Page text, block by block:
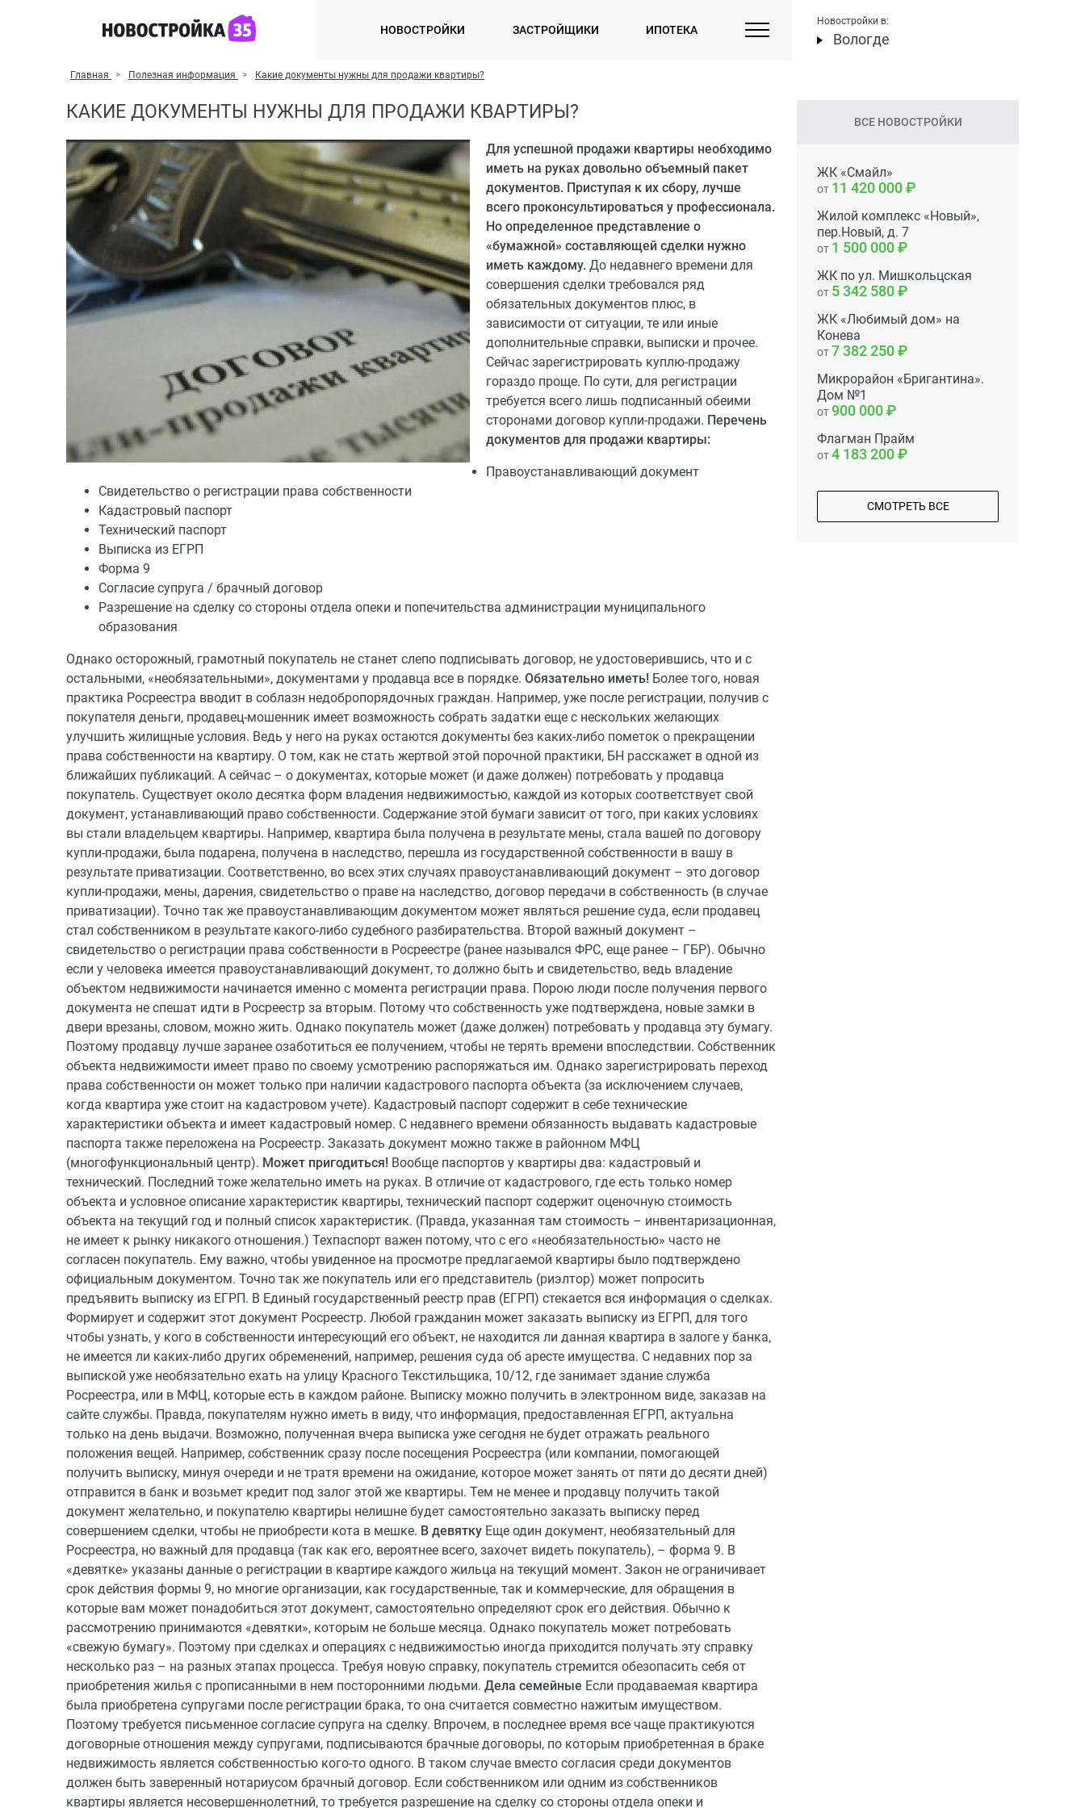
НОВОСТРОЙКИ ЗАСТРОЙЩИКИ ИПОТЕКА
Новостройки в:
Вологде
Главная Полезная информация Какие документы нужны для продажи квартиры?
КАКИЕ ДОКУМЕНТЫ НУЖНЫ ДЛЯ ПРОДАЖИ КВАРТИРЫ?
Для успешной продажи квартиры необходимо
иметь на руках довольно объемный пакет
документов. Приступая к их сбору, лучше
всего проконсультироваться у профессионала.
Но определенное представление о
«бумажной» составляющей сделки нужно
иметь каждому. До недавнего времени для
совершения сделки требовался ряд
обязательных документов плюс, в
зависимости от ситуации, те или иные
дополнительные справки, выписки и прочее.
Сейчас зарегистрировать куплю-продажу
гораздо проще. По сути, для регистрации
требуется всего лишь подписанный обеими
сторонами договор купли-продажи. Перечень
документов для продажи квартиры:
Правоустанавливающий документ
Свидетельство о регистрации права собственности
Кадастровый паспорт
Технический паспорт
Выписка из ЕГРП
Форма 9
Согласие супруга / брачный договор
Разрешение на сделку со стороны отдела опеки и попечительства администрации муниципального
образования
Однако осторожный, грамотный покупатель не станет слепо подписывать договор, не удостоверившись, что и с
остальными, «необязательными», документами у продавца все в порядке. Обязательно иметь! Более того, новая
практика Росреестра вводит в соблазн недобропорядочных граждан. Например, уже после регистрации, получив с
покупателя деньги, продавец-мошенник имеет возможность собрать задатки еще с нескольких желающих
улучшить жилищные условия. Ведь у него на руках остаются документы без каких-либо пометок о прекращении
права собственности на квартиру. О том, как не стать жертвой этой порочной практики, БН расскажет в одной из
ближайших публикаций. А сейчас – о документах, которые может (и даже должен) потребовать у продавца
покупатель. Существует около десятка форм владения недвижимостью, каждой из которых соответствует свой
документ, устанавливающий право собственности. Содержание этой бумаги зависит от того, при каких условиях
вы стали владельцем квартиры. Например, квартира была получена в результате мены, стала вашей по договору
купли-продажи, была подарена, получена в наследство, перешла из государственной собственности в вашу в
результате приватизации. Соответственно, во всех этих случаях правоустанавливающий документ – это договор
купли-продажи, мены, дарения, свидетельство о праве на наследство, договор передачи в собственность (в случае
приватизации). Точно так же правоустанавливающим документом может являться решение суда, если продавец
стал собственником в результате какого-либо судебного разбирательства. Второй важный документ –
свидетельство о регистрации права собственности в Росреестре (ранее назывался ФРС, еще ранее – ГБР). Обычно
если у человека имеется правоустанавливающий документ, то должно быть и свидетельство, ведь владение
объектом недвижимости начинается именно с момента регистрации права. Порою люди после получения первого
документа не спешат идти в Росреестр за вторым. Потому что собственность уже подтверждена, новые замки в
двери врезаны, словом, можно жить. Однако покупатель может (даже должен) потребовать у продавца эту бумагу.
Поэтому продавцу лучше заранее озаботиться ее получением, чтобы не терять времени впоследствии. Собственник
объекта недвижимости имеет право по своему усмотрению распоряжаться им. Однако зарегистрировать переход
права собственности он может только при наличии кадастрового паспорта объекта (за исключением случаев,
когда квартира уже стоит на кадастровом учете). Кадастровый паспорт содержит в себе технические
характеристики объекта и имеет кадастровый номер. С недавнего времени обязанность выдавать кадастровые
паспорта также переложена на Росреестр. Заказать документ можно также в районном МФЦ
(многофункциональный центр). Может пригодиться! Вообще паспортов у квартиры два: кадастровый и
технический. Последний тоже желательно иметь на руках. В отличие от кадастрового, где есть только номер
объекта и условное описание характеристик квартиры, технический паспорт содержит оценочную стоимость
объекта на текущий год и полный список характеристик. (Правда, указанная там стоимость – инвентаризационная,
не имеет к рынку никакого отношения.) Техпаспорт важен потому, что с его «необязательностью» часто не
согласен покупатель. Ему важно, чтобы увиденное на просмотре предлагаемой квартиры было подтверждено
официальным документом. Точно так же покупатель или его представитель (риэлтор) может попросить
предъявить выписку из ЕГРП. В Единый государственный реестр прав (ЕГРП) стекается вся информация о сделках.
Формирует и содержит этот документ Росреестр. Любой гражданин может заказать выписку из ЕГРП, для того
чтобы узнать, у кого в собственности интересующий его объект, не находится ли данная квартира в залоге у банка,
не имеется ли каких-либо других обременений, например, решения суда об аресте имущества. С недавних пор за
выпиской уже необязательно ехать на улицу Красного Текстильщика, 10/12, где занимает здание служба
Росреестра, или в МФЦ, которые есть в каждом районе. Выписку можно получить в электронном виде, заказав на
сайте службы. Правда, покупателям нужно иметь в виду, что информация, предоставленная ЕГРП, актуальна
только на день выдачи. Возможно, полученная вчера выписка уже сегодня не будет отражать реального
положения вещей. Например, собственник сразу после посещения Росреестра (или компании, помогающей
получить выписку, минуя очереди и не тратя времени на ожидание, которое может занять от пяти до десяти дней)
отправится в банк и возьмет кредит под залог этой же квартиры. Тем не менее и продавцу получить такой
документ желательно, и покупателю квартиры нелишне будет самостоятельно заказать выписку перед
совершением сделки, чтобы не приобрести кота в мешке. В девятку Еще один документ, необязательный для
Росреестра, но важный для продавца (так как его, вероятнее всего, захочет видеть покупатель), – форма 9. В
«девятке» указаны данные о регистрации в квартире каждого жильца на текущий момент. Закон не ограничивает
срок действия формы 9, но многие организации, как государственные, так и коммерческие, для обращения в
которые вам может понадобиться этот документ, самостоятельно определяют срок его действия. Обычно к
рассмотрению принимаются «девятки», которым не больше месяца. Однако покупатель может потребовать
«свежую бумагу». Поэтому при сделках и операциях с недвижимостью иногда приходится получать эту справку
несколько раз – на разных этапах процесса. Требуя новую справку, покупатель стремится обезопасить себя от
приобретения жилья с прописанными в нем посторонними людьми. Дела семейные Если продаваемая квартира
была приобретена супругами после регистрации брака, то она считается совместно нажитым имуществом.
Поэтому требуется письменное согласие супруга на сделку. Впрочем, в последнее время все чаще практикуются
договорные отношения между супругами, подписываются брачные договоры, по которым приобретенная в браке
недвижимость является собственностью кого-то одного. В таком случае вместо согласия среди документов
должен быть заверенный нотариусом брачный договор. Если собственником или одним из собственников
квартиры является несовершеннолетний, то требуется разрешение на сделку со стороны отдела опеки и
ВСЕ НОВОСТРОЙКИ
ЖК «Смайл»
от 11 420 000
Жилой комплекс «Новый»,
пер.Новый, д. 7
от 1 500 000
ЖК по ул. Мишкольцская
от 5 342 580
ЖК «Любимый дом» на
Конева
от7 382 250
Микрорайон «Бригантина».
Дом №1
от900 000
Флагман Прайм
от4 183 200
СМОТРЕТЬ ВСЕ